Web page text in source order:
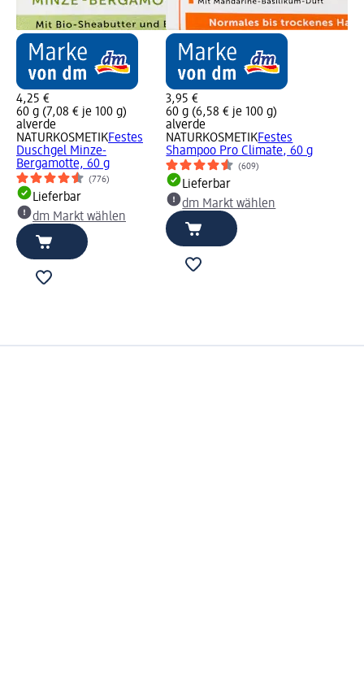
4,25 €
60 g (7,08 € je 100 g)
alverde
NATURKOSMETIKFestes
Duschgel Minze-
Bergamotte, 60 g
(776)
Lieferbar
dm Markt wählen
3,95 €
60 g (6,58 € je 100 g)
alverde
NATURKOSMETIKFestes
Shampoo Pro Climate, 60 g
(609)
Lieferbar
dm Markt wählen